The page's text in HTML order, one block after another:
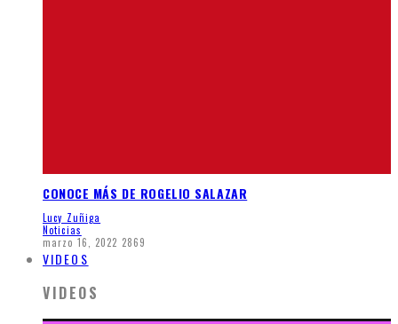
CONOCE MÁS DE ROGELIO SALAZAR
Lucy Zuñiga
Noticias
marzo 16, 2022 2869
VIDEOS
VIDEOS